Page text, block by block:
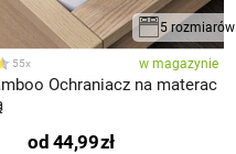
5 rozmiarów
55x w magazynie
Ochraniacz na materac
od 44,99zł